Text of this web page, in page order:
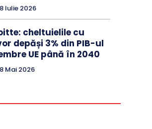
Iulie 2026
cheltuielile cu
depăși 3% din PIB-ul
UE până în 2040
Mai 2026